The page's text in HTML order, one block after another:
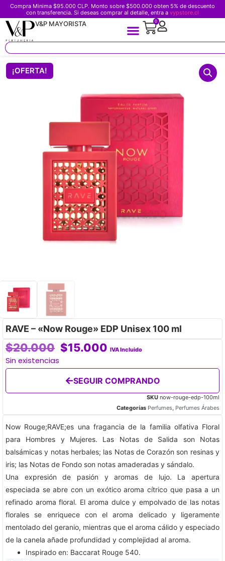
Compra Minima $95.000 CLP. Monto sobre $500.000 obten 5% de descuento
con transferencia. Si deseas comprar al detalle, entra a vypstore.cl
V&P MAYORISTA 0
¡OFERTA!
RAVE – «Now Rouge» EDP Unisex 100 ml
$20.000 $15.000 IVA Incluido
Sin existencias
SEGUIR COMPRANDO
SKU now-rouge-edp-100ml
Categorías Perfumes, Perfumes Árabes
Now Rouge;RAVE;es una fragancia de la familia olfativa Floral
para Hombres y Mujeres. Las Notas de Salida son Notas
balsámicas y notas herbales; las Notas de Corazón son resinas y
iris; las Notas de Fondo son notas amaderadas y sándalo.
Una expresión de pasión y aromas de lujo. La apertura
especiada se abre con un exótico aroma cítrico que pasa a un
refinado aroma floral. El aroma dulce y empolvado de las notas
florales se enriquece con el aroma delicado y ligeramente
mentolado del geranio, mientras que el aroma cálido y especiado
de la canela añade profundidad y complejidad al aroma.
​Inspirado en: Baccarat Rouge 540.